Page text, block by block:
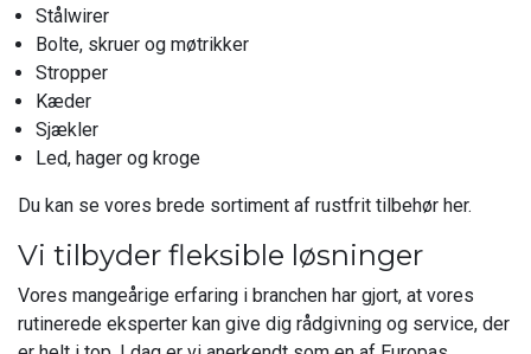
Stålwirer
Bolte, skruer og møtrikker
Stropper
Kæder
Sjækler
Led, hager og kroge
Du kan se vores brede sortiment af rustfrit tilbehør her.
Vi tilbyder fleksible løsninger
Vores mangeårige erfaring i branchen har gjort, at vores
rutinerede eksperter kan give dig rådgivning og service, der